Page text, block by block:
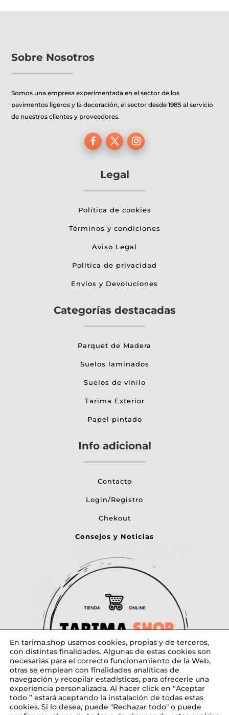
pueden
la
página
de
Sobre Nosotros
Somos una empresa experimentada en el sector de los
pavimentos ligeros y la decoración, el sector desde 1985 al servicio
de nuestros clientes y proveedores.
Legal
Política de cookies
Términos y condiciones
Aviso Legal
Política de privacidad
Envíos y Devoluciones
Categorías destacadas
Parquet de Madera
Suelos laminados
Suelos de vinilo
Tarima Exterior
Papel pintado
Info adicional
Contacto
Login/Registro
Chekout
Consejos y Noticias
En tarima.shop usamos cookies, propias y de terceros,
con distintas finalidades. Algunas de estas cookies son
necesarias para el correcto funcionamiento de la Web,
otras se emplean con finalidades analíticas de
navegación y recopilar estadísticas, para ofrecerle una
experiencia personalizada. Al hacer click en “Aceptar
todo ” estará aceptando la instalación de todas estas
cookies. Si lo desea, puede "Rechazar todo" o puede